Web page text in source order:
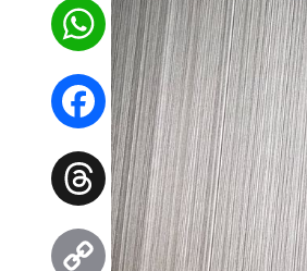
WhatsApp
Facebook
Threads